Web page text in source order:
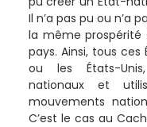
Il n’a pas pu ou n’a
la même
pays. Ainsi, tous ces
ou les États-
nationaux et
mouvements
C’est le cas au